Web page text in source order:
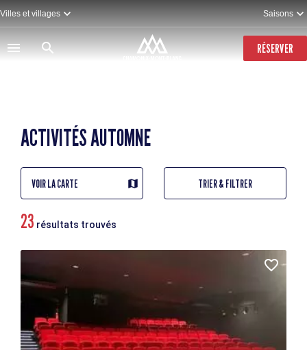
Aller
au
contenu
principal
Villes et villages Saisons
RÉSERVER
ACTIVITÉS AUTOMNE
VOIR LA CARTE TRIER & FILTRER
23 résultats trouvés